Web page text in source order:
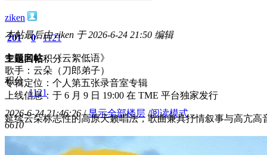
ziken
201
主题
0
回帖
1121
积分
积分
1121
2026-6-24 21:46:26 / 显示全部楼层 /阅读模式
6610
本帖最后由 ziken 于 2026-6-24 21:50 编辑
专辑名称：《云絮低语》
歌手：云朵（刀郎弟子）
专辑定位：个人第五张录音室专辑
上线信息：于 6 月 9 日 19:00 在 TME 平台独家发行
延续云朵标志性的高原天籁唱法，歌曲兼具抒情叙事与高亢高